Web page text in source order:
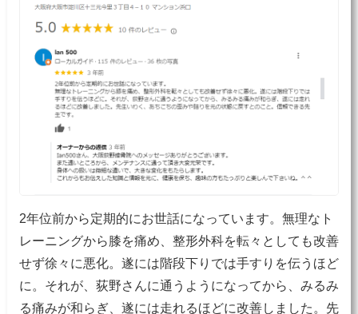
2年位前から定期的にお世話になっています。無理なト
レーニングから膝を痛め、整形外科を転々としても改善
せず徐々に悪化。遂には階段下りでは手すりを伝うほど
に。それが、荻野さんに通うようになってから、みるみ
る痛みが和らぎ、遂には走れるほどに改善しました。先